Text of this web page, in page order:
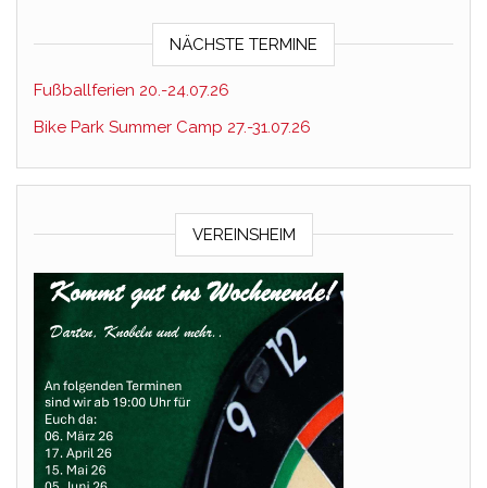
NÄCHSTE TERMINE
Fußballferien 20.-24.07.26
Bike Park Summer Camp 27.-31.07.26
VEREINSHEIM